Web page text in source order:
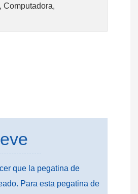
Computadora,
que la pegatina de
Para esta pegatina de